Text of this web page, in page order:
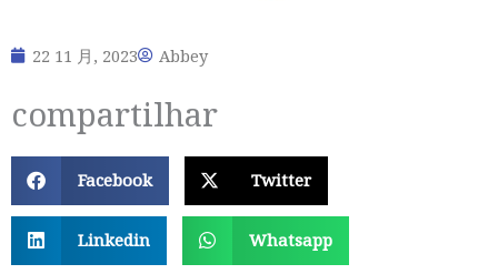
22 11 月, 2023 Abbey
compartilhar
Facebook Twitter
Linkedin Whatsapp